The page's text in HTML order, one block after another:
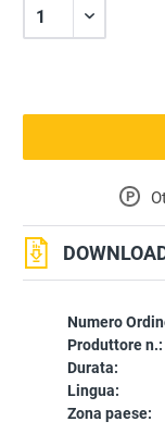
Numero
Produttore n.:
Durata:
Lingua:
Zona paese:
P